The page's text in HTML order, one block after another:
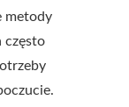
metody
często